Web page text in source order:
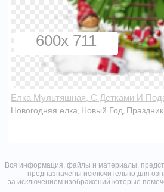
600x 711
Елка Мультяшная, С Детками И
Новогодняя елка Новый Год Праздник
Вся информация, файлы и материалы,
предназначены исключительно для
за исключением изображений которые